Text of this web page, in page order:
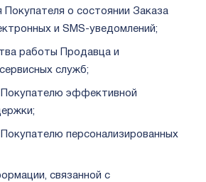
о состоянии Заказа
и SMS-уведомлений;
работы Продавца и
служб;
Покупателю эффективной
персонализированных
связанной с